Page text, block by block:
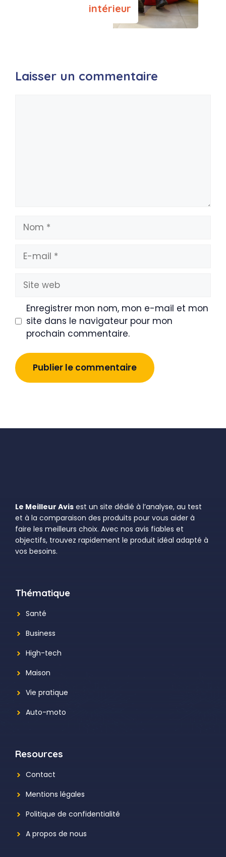
intérieur
Laisser un commentaire
Nom
mail
Site
web
Enregistrer mon nom, mon e-mail et mon
site dans le navigateur pour mon
prochain commentaire.
Le Meilleur Avis est un site dédié à l’analyse, au test
et à la comparaison des produits pour vous aider à
faire les meilleurs choix. Avec nos avis fiables et
objectifs, trouvez rapidement le produit idéal adapté à
vos besoins.
Thématique
Santé
Business
High-tech
Maison
Vie pratique
Auto-moto
Resources
Contact
Mentions légales
Politique de confidentialité
A propos de nous